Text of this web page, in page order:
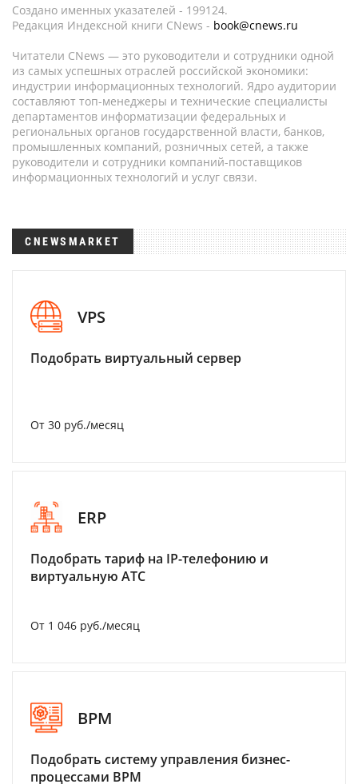
Создано именных указателей - 199124.
Редакция Индексной книги CNews - book@cnews.ru
Читатели CNews — это руководители и сотрудники одной
из самых успешных отраслей российской экономики:
индустрии информационных технологий. Ядро аудитории
составляют топ-менеджеры и технические специалисты
департаментов информатизации федеральных и
региональных органов государственной власти, банков,
промышленных компаний, розничных сетей, а также
руководители и сотрудники компаний-поставщиков
информационных технологий и услуг связи.
CNEWSMARKET
VPS
Подобрать виртуальный сервер
От 30 руб./месяц
ERP
Подобрать тариф на IP-телефонию и
виртуальную АТС
От 1 046 руб./месяц
BPM
Подобрать систему управления бизнес-
процессами BPM